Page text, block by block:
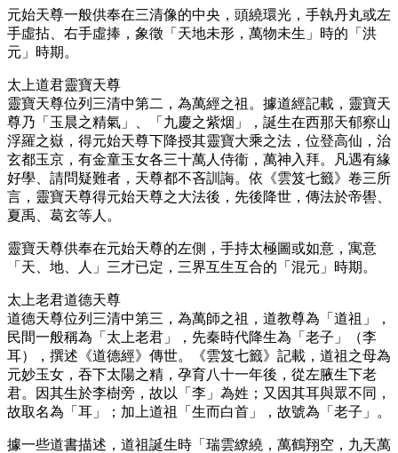
元始天尊一般供奉在三清像的中央，頭繞環光，手執丹丸或左
手虛拈、右手虛捧，象徵「天地未形，萬物未生」時的「洪
元」時期。
太上道君靈寶天尊
靈寶天尊位列三清中第二，為萬經之祖。據道經記載，靈寶天
尊乃「玉晨之精氣」、「九慶之紫烟」，誕生在西那天郁察山
浮羅之嶽，得元始天尊下降授其靈寶大乘之法，位登高仙，治
玄都玉京，有金童玉女各三十萬人侍衞，萬神入拜。凡遇有緣
好學、請問疑難者，天尊都不吝訓誨。依《雲笈七籤》卷三所
言，靈寶天尊得元始天尊之大法後，先後降世，傳法於帝嚳、
夏禹、葛玄等人。
靈寶天尊供奉在元始天尊的左側，手持太極圖或如意，寓意
「天、地、人」三才已定，三界互生互合的「混元」時期。
太上老君道德天尊
道德天尊位列三清中第三，為萬師之祖，道教尊為「道祖」，
民間一般稱為「太上老君」，先秦時代降生為「老子」（李
耳），撰述《道德經》傳世。《雲笈七籤》記載，道祖之母為
元妙玉女，吞下太陽之精，孕育八十一年後，從左腋生下老
君。因其生於李樹旁，故以「李」為姓；又因其耳與眾不同，
故取名為「耳」；加上道祖「生而白首」，故號為「老子」。
據一些道書描述，道祖誕生時「瑞雲繚繞，萬鶴翔空，九天萬